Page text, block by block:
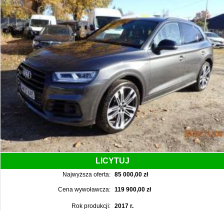
LICYTUJ
Najwyższa oferta: 85 000,00 zł
Cena wywoławcza: 119 900,00 zł
Rok produkcji:
2017 r.